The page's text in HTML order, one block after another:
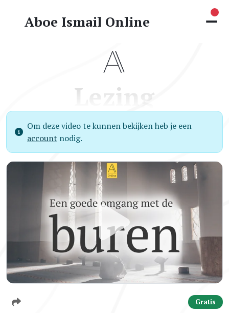
Aboe Ismail Online
Lezing
Om deze video te kunnen bekijken heb je een
account nodig.
Gratis